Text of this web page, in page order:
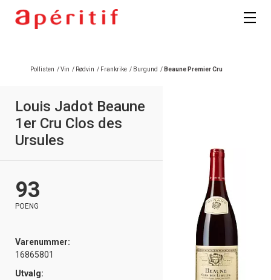
Pollisten /Vin / Rødvin / Frankrike / Burgund / Beaune Premier Cru
Louis Jadot Beaune
1er Cru Clos des
Ursules
93
POENG
Varenummer:
16865801
Utvalg: